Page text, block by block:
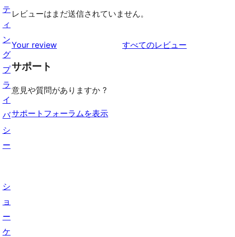
レビューはまだ送信されていません。
Your review すべてのレビュー
サポート
意見や質問がありますか ?
サポートフォーラムを表示
テ
ィ
ン
グ
プ
ラ
イ
バ
シ
ー
シ
ョ
ー
ケ